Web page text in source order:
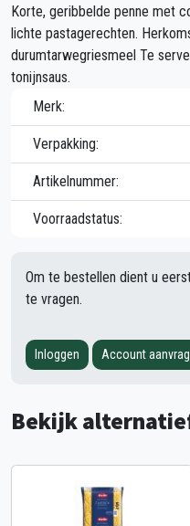
Korte, geribbelde penne met
lichte pastagerechten.
durumtarwegriesmeel Te
tonijnsaus.
Merk:
Verpakking:
Artikelnummer:
Voorraadstatus:
Om te bestellen dient u
te vragen.
Inloggen Account
Bekijk